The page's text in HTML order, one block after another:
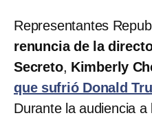
Representantes
renuncia de la
Secreto, Kimberly
que sufrió Donald
Durante la audiencia